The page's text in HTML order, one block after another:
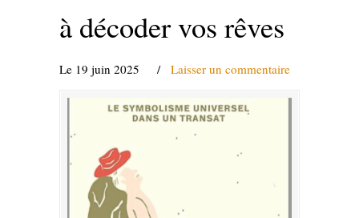
à décoder vos rêves
Le 19 juin 2025 / Laisser un commentaire